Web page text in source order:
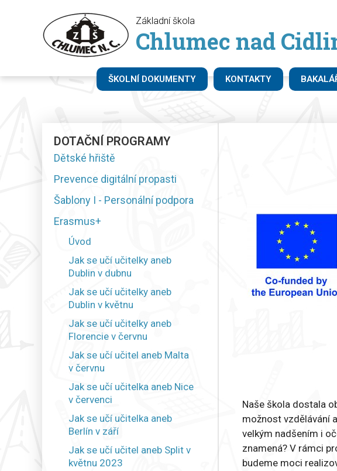
Chlumec nad
Základní škola
ŠKOLNÍ DOKUMENTY KONTAKTY
DOTAČNÍ PROGRAMY
Dětské hřiště
Prevence digitální propasti
Šablony I - Personální podpora
Erasmus+
Úvod
Jak se učí učitelky aneb
Dublin v dubnu
Jak se učí učitelky aneb
Dublin v květnu
Jak se učí učitelky aneb
Florencie v červnu
Jak se učí učitel aneb Malta
v červnu
Jak se učí učitelka aneb Nice
v červenci
Jak se učí učitelka aneb
Berlín v září
Jak se učí učitel aneb Split v
květnu 2023
Naše škola dostala
možnost vzdělávání
velkým nadšením i
znamená? V rámci
budeme moci